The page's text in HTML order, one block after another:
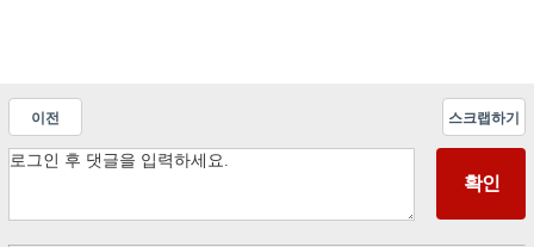
이전 스크랩하기